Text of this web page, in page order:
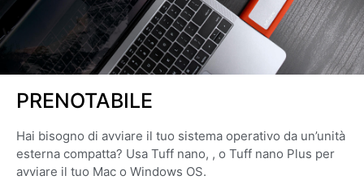
PRENOTABILE
Hai bisogno di avviare il tuo sistema operativo da un’unità
esterna compatta? Usa Tuff nano, , o Tuff nano Plus per
avviare il tuo Mac o Windows OS.